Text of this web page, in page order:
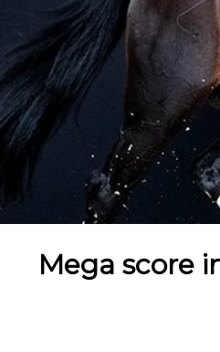
Mega score